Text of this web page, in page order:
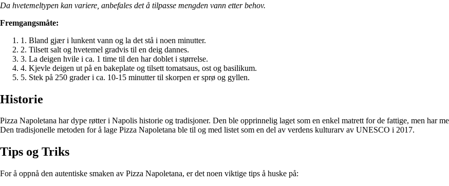
Da hvetemeltypen kan variere, anbefales det å tilpasse mengden vann etter behov.
Fremgangsmåte:
1. Bland gjær i lunkent vann og la det stå i noen minutter.
2. Tilsett salt og hvetemel gradvis til en deig dannes.
3. La deigen hvile i ca. 1 time til den har doblet i størrelse.
4. Kjevle deigen ut på en bakeplate og tilsett tomatsaus, ost og basilikum.
5. Stek på 250 grader i ca. 10-15 minutter til skorpen er sprø og gyllen.
Historie
Pizza Napoletana har dype røtter i Napolis historie og tradisjoner. Den ble opprinnelig laget som en enkel matrett for de fattige, men har
Den tradisjonelle metoden for å lage Pizza Napoletana ble til og med listet som en del av verdens kulturarv av UNESCO i 2017.
Tips og Triks
For å oppnå den autentiske smaken av Pizza Napoletana, er det noen viktige tips å huske på: